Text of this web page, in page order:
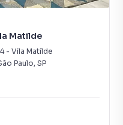
Matilde
- Vila Matilde
Paulo, SP